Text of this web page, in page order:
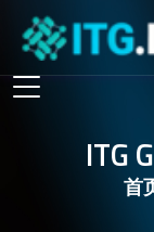
ITG
首